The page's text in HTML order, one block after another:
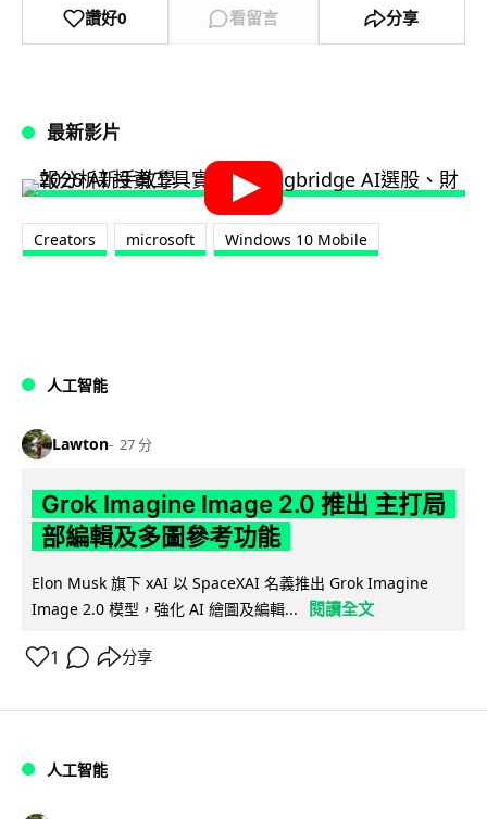
讚好0 看留言 分享
最新影片
Creators microsoft Windows 10 Mobile
人工智能
Lawton 27 分
Grok Imagine Image 2.0 推出 主打局
部編輯及多圖參考功能
Elon Musk 旗下 xAI 以 SpaceXAI 名義推出 Grok Imagine
Image 2.0 模型，強化 AI 繪圖及編輯...
閱讀全文
1 分享
人工智能